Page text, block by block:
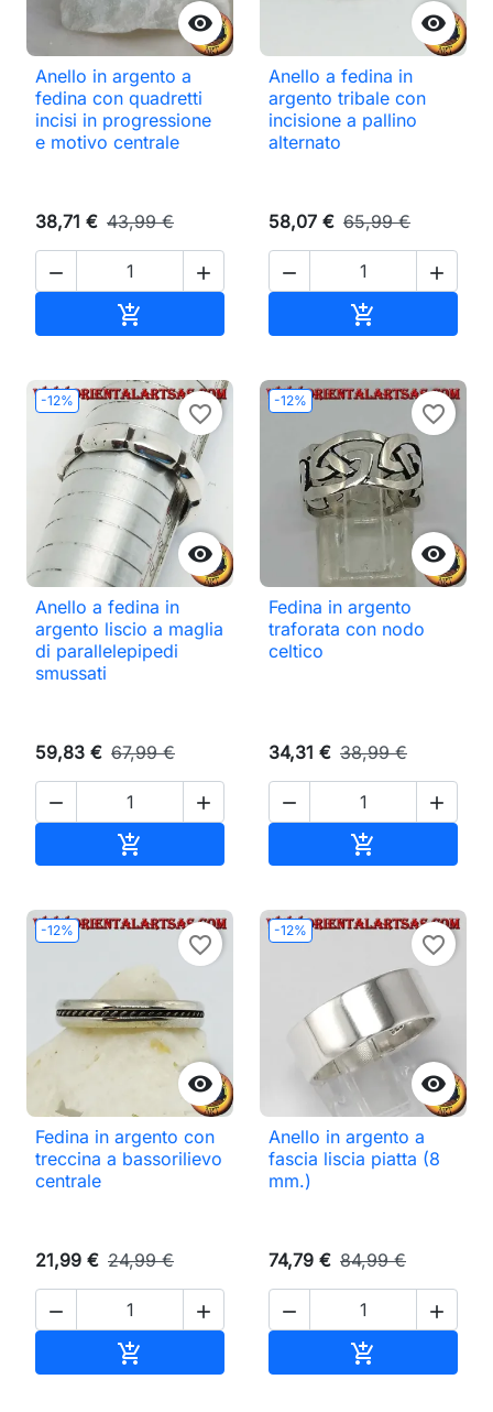

Anello in argento a
fedina con quadretti
incisi in progressione
e motivo centrale
38,71 € 43,99 €
 


Anello a fedina in
argento tribale con
incisione a pallino
alternato
58,07 € 65,99 €
 

-12%

favorite_border
Anello a fedina in
argento liscio a maglia
di parallelepipedi
smussati
59,83 € 67,99 €
 

-12%

favorite_border
Fedina in argento
traforata con nodo
celtico
34,31 € 38,99 €
 

-12%

favorite_border
Fedina in argento con
treccina a bassorilievo
centrale
21,99 € 24,99 €
 

-12%

favorite_border
Anello in argento a
fascia liscia piatta (8
mm.)
74,79 € 84,99 €
 
